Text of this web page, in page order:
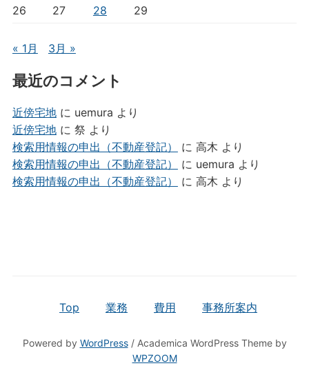
26
27 28 29
« 1月 3月 »
最近のコメント
近傍宅地に uemura より
近傍宅地に 祭 より
検索用情報の申出（不動産登記）
に 高木 より
検索用情報の申出（不動産登記）
に uemura より
検索用情報の申出（不動産登記）
に 高木 より
Top 業務 費用 事務所案内
Powered by WordPress/ Academica WordPress Theme by
WPZOOM